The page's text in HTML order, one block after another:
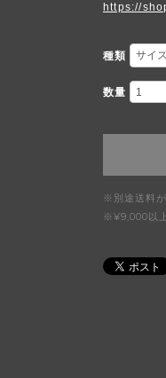
https://
種類
数量
※別途送料が
※¥9,000以